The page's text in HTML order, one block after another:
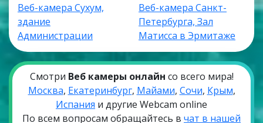
Веб-камера Сухум,
здание
Администрации
Веб-камера Санкт-
Петербурга, Зал
Матисса в Эрмитаже
Смотри Веб камеры онлайн со всего мира!
Москва, Екатеринбург, Майами, Сочи, Крым,
Испания и другие Webcam online
По всем вопросам обращайтесь в чат в нашей